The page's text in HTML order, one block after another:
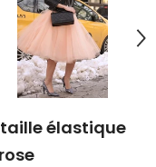
élastique